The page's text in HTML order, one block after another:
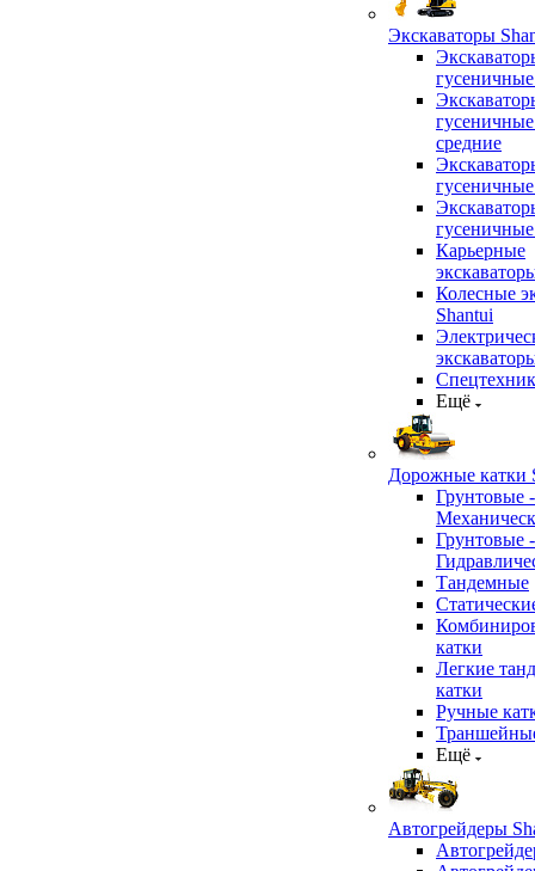
Экскаваторы
средние
Карьерные
Колесные
Shantui
Ещё
Дорожные катки
Грунтовые -
Грунтовые -
Тандемные
катки
Легкие
катки
Ручные
Ещё
Автогрейдеры